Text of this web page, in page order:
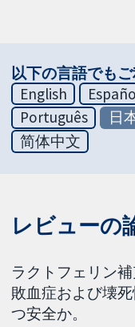
以下の言語でも
English
Português
日
简体中文
レビューの
ラクトフェリン
敗血症および壊
つ安全か。